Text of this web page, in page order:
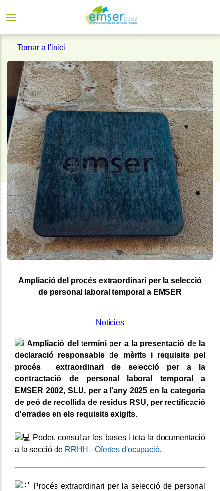
Tornar a l'inici
Ampliació del procés extraordinari per la selecció
de personal laboral temporal a EMSER
Notícies
Ampliació del termini per a la presentació de la
declaració responsable de mèrits i requisits pel
procés extraordinari de selecció per a la
contractació de personal laboral temporal a
EMSER 2002, SLU, per a l'any 2025 en la categoria
de peó de recollida de residus RSU, per rectificació
d'errades en els requisits exigits.
Podeu consultar les bases i tota la documentació
a la secció de RRHH - Ofertes d'ocupació.
Procés extraordinari per la selecció de personal